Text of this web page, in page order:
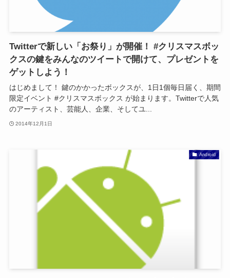
Twitterで新しい「お祭り」が開催！ #クリスマスボッ
クスの鍵をみんなのツイートで開けて、プレゼントを
ゲットしよう！
はじめまして！ 鍵のかかったボックスが、1日1個毎日届く、期間
限定イベント #クリスマスボックス が始まります。Twitterで人気
のアーティスト、芸能人、企業、そしてユ...
2014年12月1日
Android